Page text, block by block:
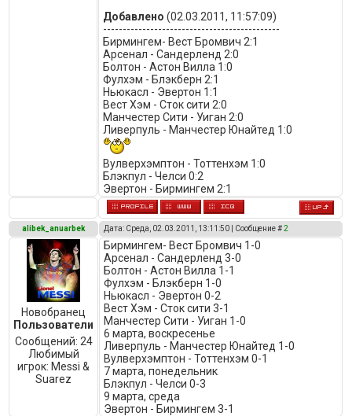
Добавлено (02.03.2011, 11:57:09)
---------------------------------------------
Бирмингем- Вест Бромвич 2:1
Арсенал - Сандерленд 2:0
Болтон - Астон Вилла 1:0
Фулхэм - Блэкберн 2:1
Ньюкасл - Эвертон 1:1
Вест Хэм - Сток сити 2:0
Манчестер Сити - Уиган 2:0
Ливерпуль - Манчестер Юнайтед 1:0
Вулверхэмптон - Тоттенхэм 1:0
Блэкпул - Челси 0:2
Эвертон - Бирмингем 2:1
alibek_anuarbek Дата: Среда, 02.03.2011, 13:11:50 | Сообщение #2
Новобранец
Пользователи
Сообщений: 24
Любимый
игрок: Messi &
Suarez
Бирмингем- Вест Бромвич 1-0
Арсенал - Сандерленд 3-0
Болтон - Астон Вилла 1-1
Фулхэм - Блэкберн 1-0
Ньюкасл - Эвертон 0-2
Вест Хэм - Сток сити 3-1
Манчестер Сити - Уиган 1-0
6 марта, воскресенье
Ливерпуль - Манчестер Юнайтед 1-0
Вулверхэмптон - Тоттенхэм 0-1
7 марта, понедельник
Блэкпул - Челси 0-3
9 марта, среда
Эвертон - Бирмингем 3-1